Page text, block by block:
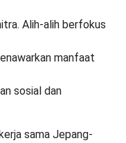
Alih-alih berfokus
manfaat
sosial dan
sama Jepang-